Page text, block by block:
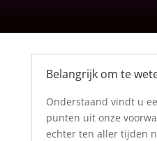
Belangrijk om te
Onderstaand vindt u
punten uit onze
echter ten aller tijden